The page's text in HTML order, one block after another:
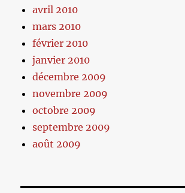
avril 2010
mars 2010
février 2010
janvier 2010
décembre 2009
novembre 2009
octobre 2009
septembre 2009
août 2009